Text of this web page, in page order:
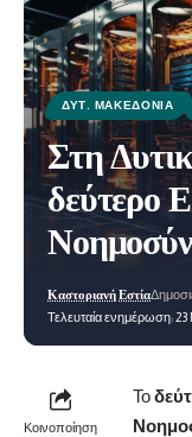
ΔΥΤ. ΜΑΚΕΔΟΝΊΑ
Στη
δεύτερο
Τελευταία ενημέρωση: 23
Καστοριανή Εστία
Κοινοποίηση
Το